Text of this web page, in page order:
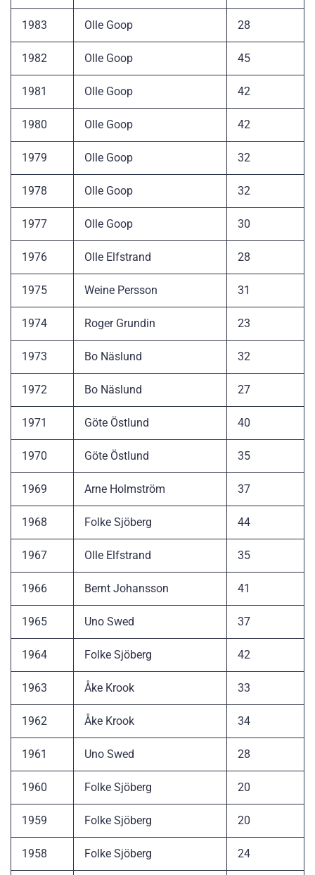
1983 Olle Goop 28
1982 Olle Goop 45
1981 Olle Goop 42
1980 Olle Goop 42
1979 Olle Goop 32
1978 Olle Goop 32
1977 Olle Goop 30
1976 Olle Elfstrand 28
1975 Weine Persson 31
1974 Roger Grundin 23
1973 Bo Näslund 32
1972 Bo Näslund 27
1971 Göte Östlund 40
1970 Göte Östlund 35
1969 Arne Holmström 37
1968 Folke Sjöberg 44
1967 Olle Elfstrand 35
1966 Bernt Johansson 41
1965 Uno Swed 37
1964 Folke Sjöberg 42
1963 Åke Krook 33
1962 Åke Krook 34
1961 Uno Swed 28
1960 Folke Sjöberg 20
1959 Folke Sjöberg 20
1958 Folke Sjöberg 24